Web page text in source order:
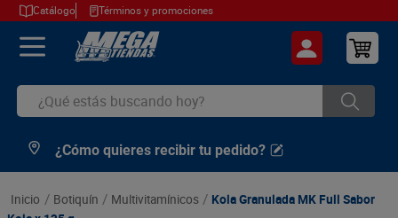
Catálogo Términos y promociones
¿Qué estás buscando hoy?
TÉRMINOS MÁS BUSCADOS
2.
¿Cómo quieres recibir tu pedido?
botiquín multivitamínicos
Kola Granulada MK Full Sabor